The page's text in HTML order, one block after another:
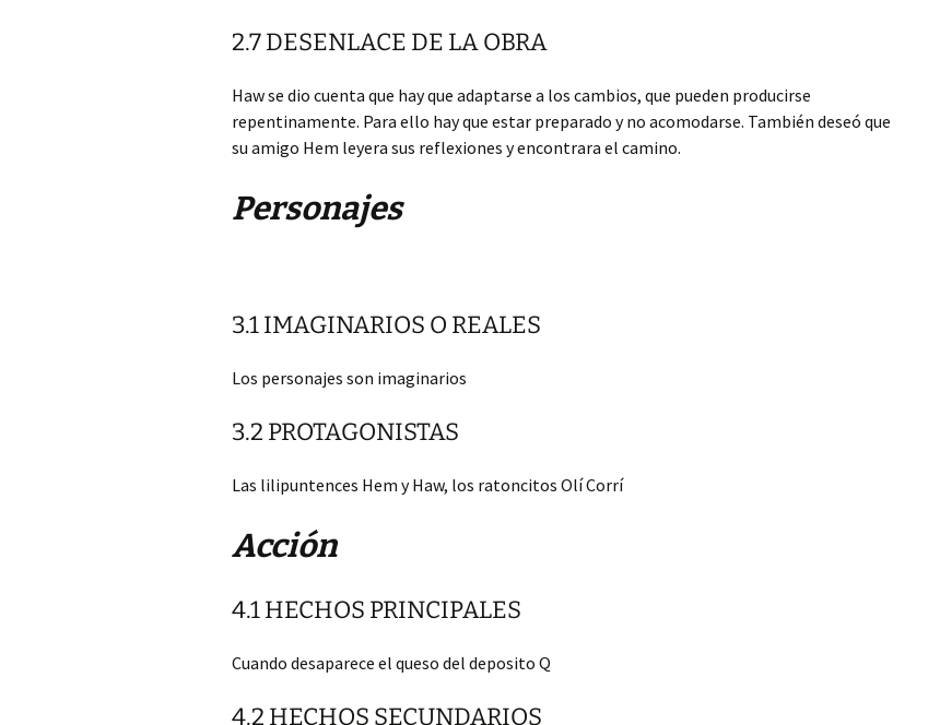
2.7 DESENLACE DE LA OBRA
Haw se dio cuenta que hay que adaptarse a los cambios, que pueden producirse
repentinamente. Para ello hay que estar preparado y no acomodarse. También deseó que
su amigo Hem leyera sus reflexiones y encontrara el camino.
Personajes
3.1 IMAGINARIOS O REALES
Los personajes son imaginarios
3.2 PROTAGONISTAS
Las lilipuntences Hem y Haw, los ratoncitos Olí Corrí
Acción
4.1 HECHOS PRINCIPALES
Cuando desaparece el queso del deposito Q
4.2 HECHOS SECUNDARIOS